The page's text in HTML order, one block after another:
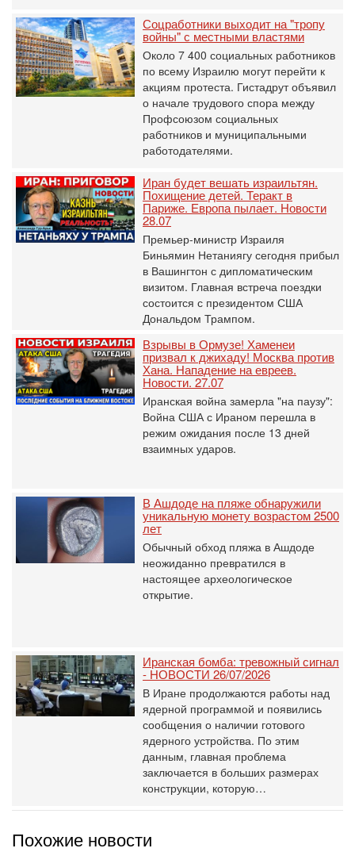
Соцработники выходит на "тропу
войны" с местными властями
Около 7 400 социальных работников
по всему Израилю могут перейти к
акциям протеста. Гистадрут объявил
о начале трудового спора между
Профсоюзом социальных
работников и муниципальными
работодателями.
Иран будет вешать израильтян.
Похищение детей. Теракт в
Париже. Европа пылает. Новости
28.07
Премьер-министр Израиля
Биньямин Нетаниягу сегодня прибыл
в Вашингтон с дипломатическим
визитом. Главная встреча поездки
состоится с президентом США
Дональдом Трампом.
Взрывы в Ормузе! Хаменеи
призвал к джихаду! Москва против
Хана. Нападение на евреев.
Новости. 27.07
Иранская война замерла "на паузу":
Война США с Ираном перешла в
режим ожидания после 13 дней
взаимных ударов.
В Ашдоде на пляже обнаружили
уникальную монету возрастом 2500
лет
Обычный обход пляжа в Ашдоде
неожиданно превратился в
настоящее археологическое
открытие.
Иранская бомба: тревожный сигнал
- НОВОСТИ 26/07/2026
В Иране продолжаются работы над
ядерной программой и появились
сообщения о наличии готового
ядерного устройства. По этим
данным, главная проблема
заключается в больших размерах
конструкции, которую…
Похожие новости